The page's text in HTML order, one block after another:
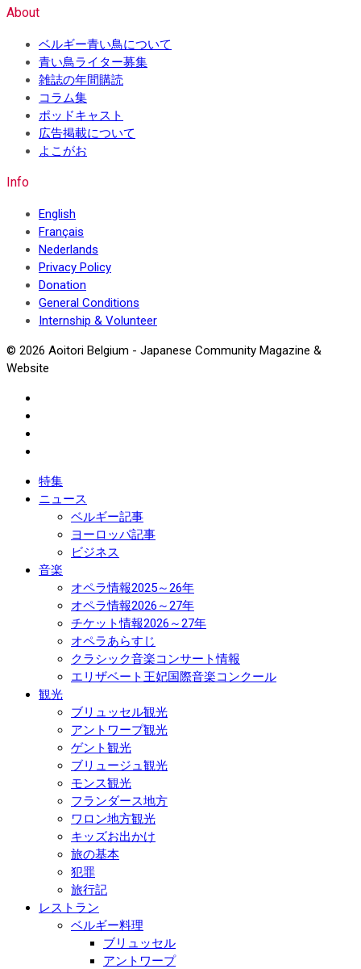
About
ベルギー青い鳥について
青い鳥ライター募集
雑誌の年間購読
コラム集
ポッドキャスト
広告掲載について
よこがお
Info
English
Français
Nederlands
Privacy Policy
Donation
General Conditions
Internship & Volunteer
© 2026 Aoitori Belgium - Japanese Community Magazine &
Website
特集
ニュース
ベルギー記事
ヨーロッパ記事
ビジネス
音楽
オペラ情報2025～26年
オペラ情報2026～27年
チケット情報2026～27年
オペラあらすじ
クラシック音楽コンサート情報
エリザベート王妃国際音楽コンクール
観光
ブリュッセル観光
アントワープ観光
ゲント観光
ブリュージュ観光
モンス観光
フランダース地方
ワロン地方観光
キッズお出かけ
旅の基本
犯罪
旅行記
レストラン
ベルギー料理
ブリュッセル
アントワープ